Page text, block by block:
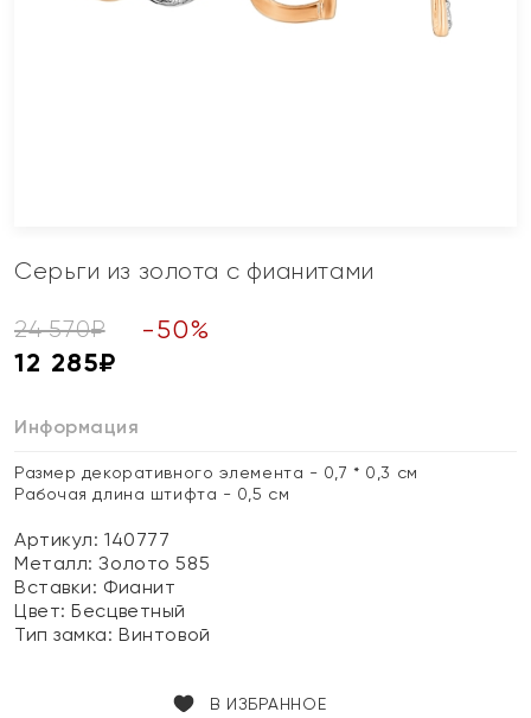
Серьги из золота с фианитами
24 570₽ -50%
12 285₽
Информация
Размер декоративного элемента - 0,7 * 0,3 см
Рабочая длина штифта - 0,5 см
Артикул: 140777
Металл:Золото 585
Вставки: Фианит
Цвет:Бесцветный
Тип замка:Винтовой
В ИЗБРАННОЕ